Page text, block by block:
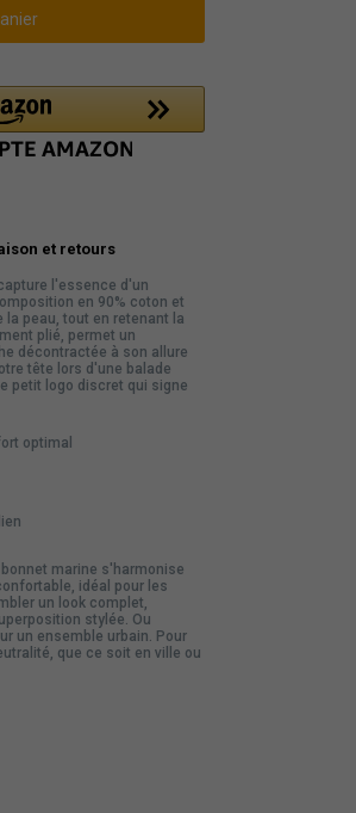
et retours
l'essence d'un
en 90% coton et
peau, tout en retenant la
plié, permet un
décontractée à son allure
tête lors d'une balade
petit logo discret qui signe
optimal
marine s'harmonise
idéal pour les
un look complet,
stylée. Ou
un ensemble urbain. Pour
que ce soit en ville ou